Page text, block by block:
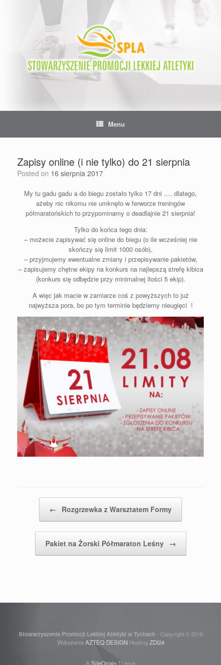
Menu
Zapisy online (i nie tylko) do 21 sierpnia
Posted on 16 sierpnia 2017
My tu gadu gadu a do biegu zostało tylko 17 dni …. dlatego,
ażeby nic nikomu nie umknęło w ferworze treningów
półmaratońskich to przypominamy o deadlajnie 21 sierpnia!
Tylko do końca tego dnia:
– możecie zapisywać się online do biegu (o ile wcześniej nie
skończy się limit 1000 osób),
– przyjmujemy ewentualne zmiany i przepisywanie pakietów,
– zapisujemy chętne ekipy na konkurs na najlepszą strefę kibica
(konkurs się odbędzie przy minimalnej ilości 5 ekip).
A więc jak macie w zamiarze coś z powyższych to już
najwyższa pora, bo po tym terminie będziemy nieugięci !
← Rozgrzewka z Warsztatem Formy
Pakiet na Żorski Półmaraton Leśny →
Stowarzyszenie Promocji Lekkiej Atletyki w Tychach - Copyright © 2016
WdrożenieAZTEQ DESIGNHostingZDI24
A SiteOriginTheme